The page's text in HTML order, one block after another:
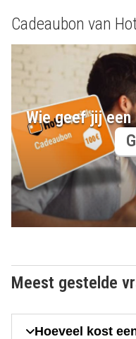
Cadeaubon van
Wie geef jij een
Meest gestelde
Hoeveel kost